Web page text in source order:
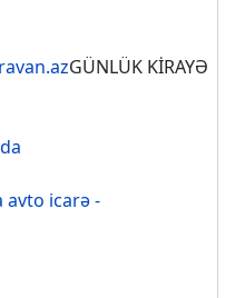
GÜNLÜK KİRAYƏ
avto icarə -